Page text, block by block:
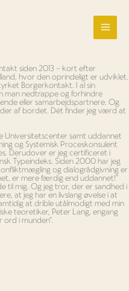
siden 2013 – kort efter
hvor den oprindeligt er udviklet.
Borgerkontakt. I al sin
man nedtrappe og forhindre
eller samarbejdspartnere. Og
af bordet. Dét finder jeg værd at
Universitetscenter samt uddannet
og Systemisk Proceskonsulent
Derudover er jeg certificeret i
Typeindeks. Siden 2000 har jeg
og dialogrådgivning er
er mere færdig end uddannet!”
til mig. Og jeg tror, der er sandhed i
at jeg har en livslang øvelse i at
at drible utålmodigt med min
teoretiker, Peter Lang, engang
i munden”.